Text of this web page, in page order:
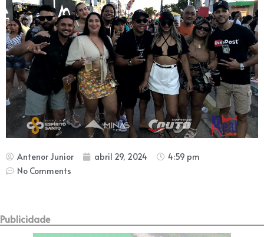
Antenor Junior abril 29, 2024
4:59 pm
No Comments
Publicidade